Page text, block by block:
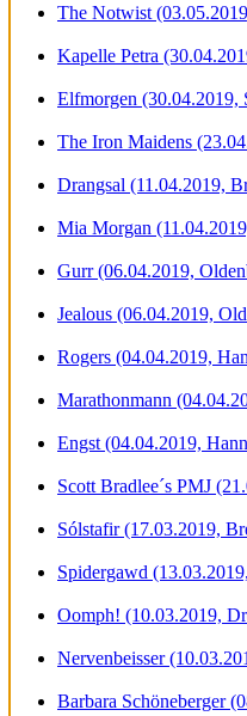
The Notwist
Kapelle Petra
Elfmorgen (30.04.2019,
The Iron Maidens
Drangsal (11.04.2019,
Mia Morgan
Gurr (06.04.2019,
Jealous (06.04.2019,
Rogers (04.04.2019,
Marathonmann
Engst (04.04.2019,
Scott Bradlee´s PMJ
Sólstafir (17.03.2019,
Spidergawd
Oomph! (10.03.2019,
Nervenbeisser
Barbara Schöneberger